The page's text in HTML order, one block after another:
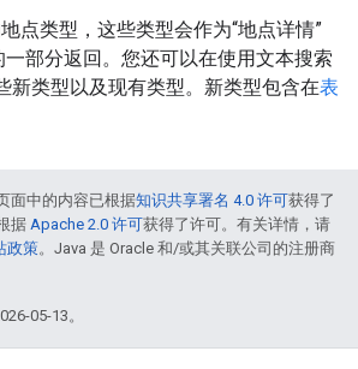
点类型，这些类型会作为“地点详情”
一部分返回。您还可以在使用文本搜索
新类型以及现有类型。新类型包含在表
面中的内容已根据知识共享署名 4.0 许可获得了
据 Apache 2.0 许可获得了许可。有关详情，请
政策。Java 是 Oracle 和/或其关联公司的注册商
05-13。